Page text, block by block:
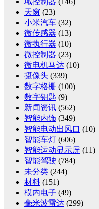
天窗 (23)
小米汽车 (32)
微传感器 (13)
微执行器 (10)
微控制器 (23)
微电机马达 (10)
摄像头 (339)
数字格栅 (100)
数字钥匙 (9)
新闻资讯 (562)
智能内饰 (349)
智能电动出风口 (10)
智能车灯 (606)
智能运动显示屏 (11)
智能驾驶 (784)
未分类 (244)
材料 (151)
模内电子 (49)
毫米波雷达 (299)